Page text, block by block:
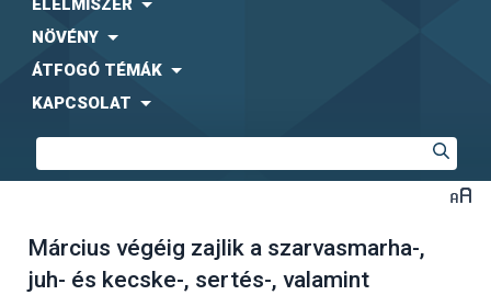
ÉLELMISZER
NÖVÉNY
ÁTFOGÓ TÉMÁK
KAPCSOLAT
Március végéig zajlik a szarvasmarha-,
juh- és kecske-, sertés-, valamint